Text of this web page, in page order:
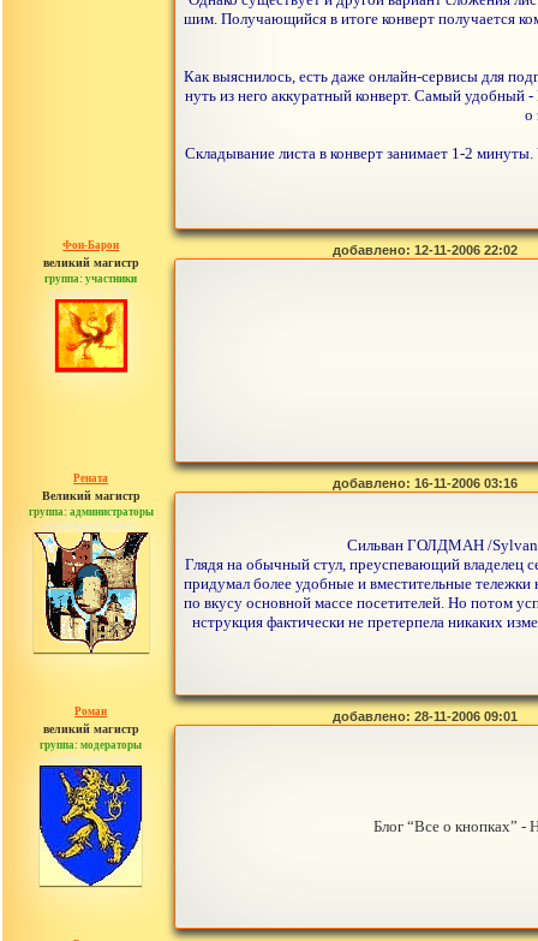
шим. Получающийся в итоге конверт получается
Как выяснилось, есть даже онлайн-сервисы для
нуть из него аккуратный конверт. Самый удобный
о
Складывание листа в конверт занимает 1-2
Фон-Барон
великий магистр
группа: участники
сообщений: 3391
добавлено: 12-11-2006 22:02
Рената
Великий магистр
группа: администраторы
сообщений: 30442
добавлено: 16-11-2006 03:16
Сильван ГОЛДМАН /Sylvan
Глядя на обычный стул, преуспевающий владелец
придумал более удобные и вместительные
по вкусу основной массе посетителей. Но потом
нструкция фактически не претерпела никаких
Роман
великий магистр
группа: модераторы
сообщений: 1557
добавлено: 28-11-2006 09:01
Блог “Все о кнопках”